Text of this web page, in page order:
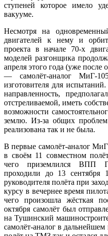
ступеней которое имело
вакууме.
Несмотря на
двигателей к нему и
проекта в начале 70-х
моделей разгонщика
апреля этого года (уже после
— самолёт-аналог МиГ-
изготовителя для
направленность,
отстреливаемой, иметь
возможности
землю. Из-за общих проблем
реализована так и не была.
В первые самолёт-аналог
в своём 11 совместном
чего приземлился ВПП
проходили до 13 сентября
руководителя полёта при
курсу в вечернее время
чего произошла жёсткая
октября самолёт был
на Тушинский
самолёт-аналог в